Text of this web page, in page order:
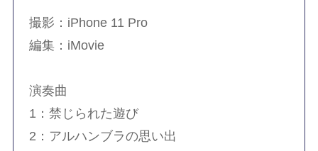
撮影：iPhone 11 Pro
編集：iMovie
演奏曲
1：禁じられた遊び
2：アルハンブラの思い出